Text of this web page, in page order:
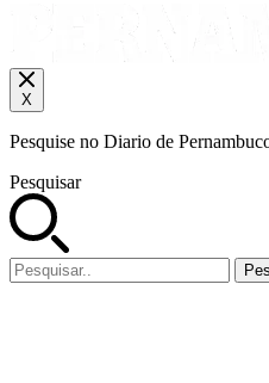
X
Pesquise no Diario de
Pesquisar